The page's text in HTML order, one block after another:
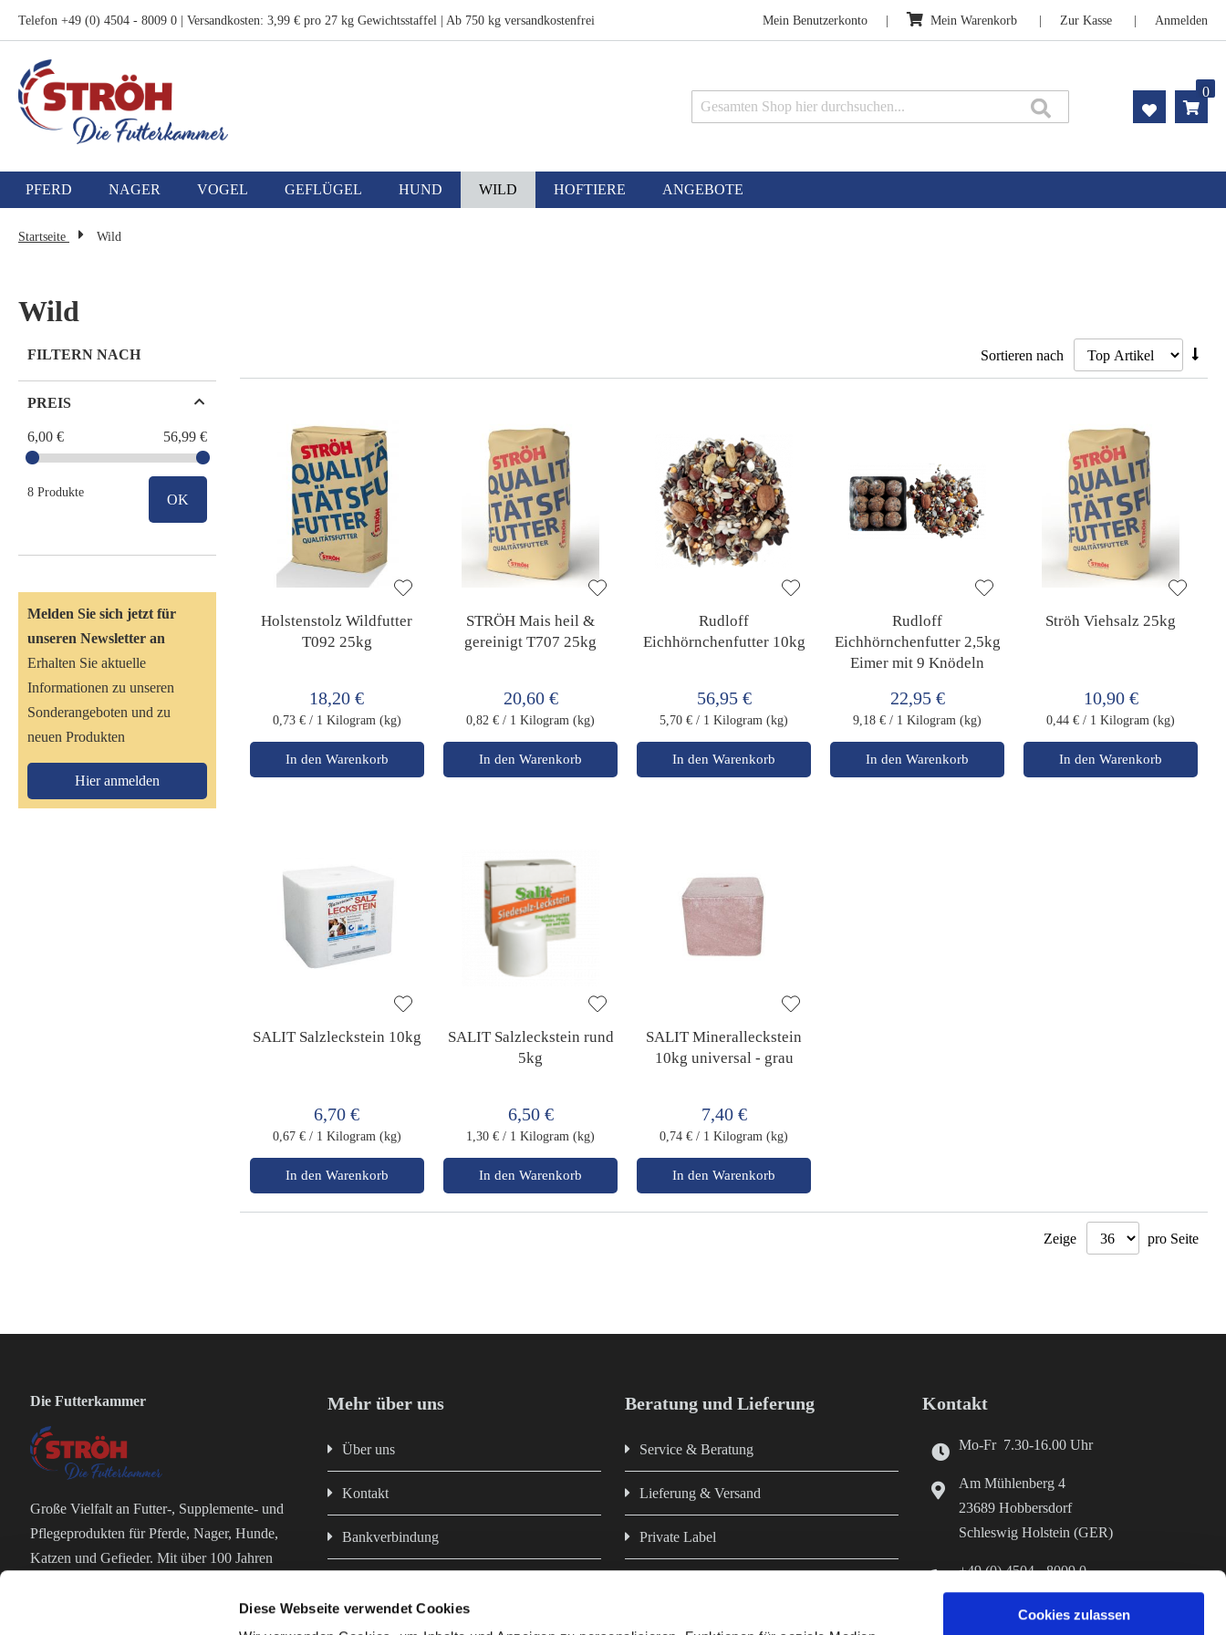
Diese Webseite verwendet Cookies
Cookies zulassen
Mein Benutzerkonto Anmelden
Telefon +49 (0) 4504 - 8009 0 | Versandkosten: 3,99 € pro 27 kg Gewichtsstaffel | Ab 750 kg versandkostenfrei Mein Warenkorb Zur Kasse
Zum
Inhalt
springen
0
PFERD NAGER VOGEL GEFLÜGEL HUND WILD HOFTIERE ANGEBOTE
Startseite Wild
Wild
Sortieren nach
Holstenstolz Wildfutter
T092 25kg
18,20 €
0,73 € / 1 Kilogram (kg)
In den Warenkorb
STRÖH Mais heil &
gereinigt T707 25kg
20,60 €
0,82 € / 1 Kilogram (kg)
In den Warenkorb
Rudloff
Eichhörnchenfutter 10kg
56,95 €
5,70 € / 1 Kilogram (kg)
In den Warenkorb
Rudloff
Eichhörnchenfutter 2,5kg
Eimer mit 9 Knödeln
22,95 €
9,18 € / 1 Kilogram (kg)
In den Warenkorb
Ströh Viehsalz 25kg
10,90 €
0,44 € / 1 Kilogram (kg)
In den Warenkorb
SALIT Salzleckstein 10kg
6,70 €
0,67 € / 1 Kilogram (kg)
In den Warenkorb
SALIT Salzleckstein rund
5kg
6,50 €
1,30 € / 1 Kilogram (kg)
In den Warenkorb
SALIT Mineralleckstein
10kg universal - grau
7,40 €
0,74 € / 1 Kilogram (kg)
In den Warenkorb
Zeige pro Seite
FILTERN NACH
PREIS
6,00 € 56,99 €
8 Produkte OK
Melden Sie sich jetzt für
unseren Newsletter an
Erhalten Sie aktuelle
Informationen zu unseren
Sonderangeboten und zu
neuen Produkten
Hier anmelden
Die Futterkammer
Große Vielfalt an Futter-, Supplemente- und
Pflegeprodukten für Pferde, Nager, Hunde,
Katzen und Gefieder. Mit über 100 Jahren
uns in erfahrenen und kompetenten Händen!
Mehr über uns
Über uns
Kontakt
Bankverbindung
Beratung und Lieferung
Service & Beratung
Lieferung & Versand
Private Label
Kontakt
Mo-Fr 7.30-16.00 Uhr
Am Mühlenberg 4
23689 Hobbersdorf
Schleswig Holstein (GER)
+49 (0) 4504 - 8009 0
+49 (0) 4504 - 8009 70